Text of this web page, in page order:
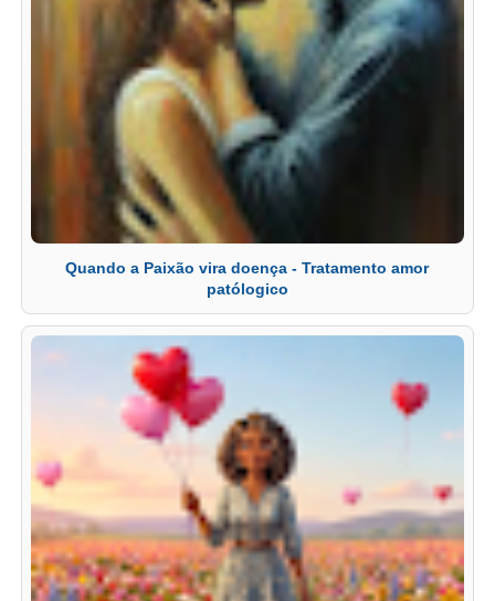
Quando a Paixão vira doença - Tratamento amor
patólogico